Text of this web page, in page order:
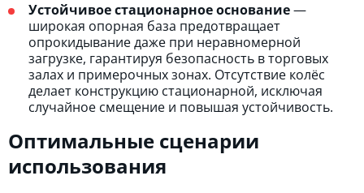
Устойчивое стационарное основание—
широкая опорная база предотвращает
опрокидывание даже при неравномерной
загрузке, гарантируя безопасность в торговых
залах и примерочных зонах. Отсутствие колёс
делает конструкцию стационарной, исключая
случайное смещение и повышая устойчивость.
Оптимальные сценарии
использования